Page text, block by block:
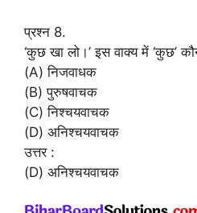
प्रश्न 8.
‘कुछ खा लो।’ इस वाक्य में ‘कुछ’
(A) निजवाधक
(B) पुरुषवाचक
(C) निश्चयवाचक
(D) अनिश्चयवाचक
उत्तर :
(D) अनिश्चयवाचक